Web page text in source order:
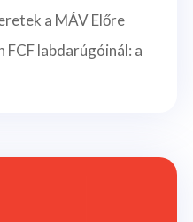
a MÁV Előre
labdarúgóinál: a